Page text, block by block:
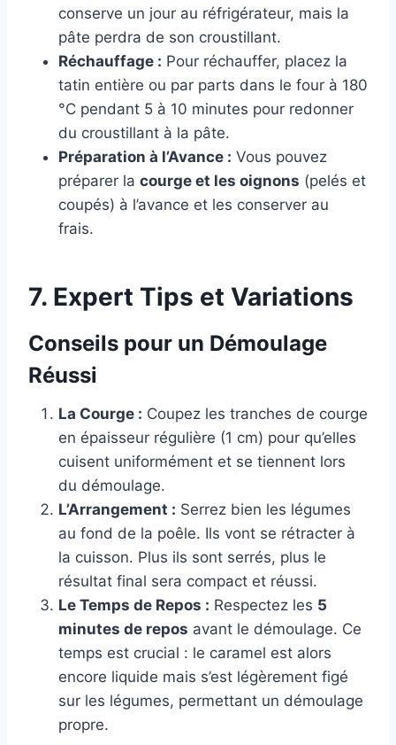
conserve un jour au réfrigérateur, mais la
pâte perdra de son croustillant.
Réchauffage : Pour réchauffer, placez la
tatin entière ou par parts dans le four à 180
°C pendant 5 à 10 minutes pour redonner
du croustillant à la pâte.
Préparation à l’Avance : Vous pouvez
préparer la courge et les oignons (pelés et
coupés) à l’avance et les conserver au
frais.
7. Expert Tips et Variations
Conseils pour un Démoulage
Réussi
La Courge : Coupez les tranches de courge
en épaisseur régulière (1 cm) pour qu’elles
cuisent uniformément et se tiennent lors
du démoulage.
L’Arrangement : Serrez bien les légumes
au fond de la poêle. Ils vont se rétracter à
la cuisson. Plus ils sont serrés, plus le
résultat final sera compact et réussi.
Le Temps de Repos : Respectez les 5
minutes de repos avant le démoulage. Ce
temps est crucial : le caramel est alors
encore liquide mais s’est légèrement figé
sur les légumes, permettant un démoulage
propre.